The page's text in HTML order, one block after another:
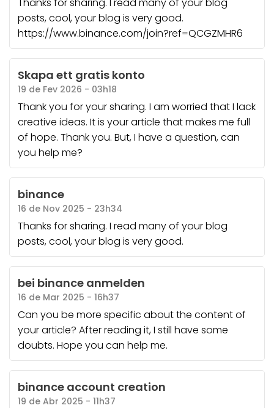
posts, cool, your blog is very good.
https://www.binance.com/join?ref=QCGZMHR6
Skapa ett gratis konto
19 de Fev 2026 - 03h18
Thank you for your sharing. I am worried that I lack
creative ideas. It is your article that makes me full
of hope. Thank you. But, I have a question, can
you help me?
binance
16 de Nov 2025 - 23h34
Thanks for sharing. I read many of your blog
posts, cool, your blog is very good.
bei binance anmelden
16 de Mar 2025 - 16h37
Can you be more specific about the content of
your article? After reading it, I still have some
doubts. Hope you can help me.
binance account creation
19 de Abr 2025 - 11h37